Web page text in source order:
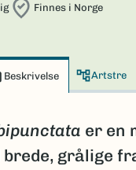
Finnes i Norge
Beskrivelse Artstre
er en
grålige